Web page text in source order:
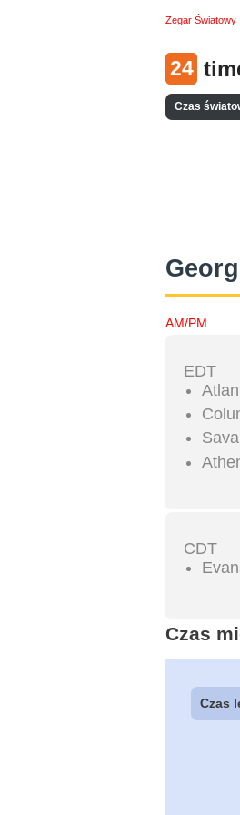
Zegar Światowy
24
Czas
AM/PM
EDT
CDT
Czas
Czas